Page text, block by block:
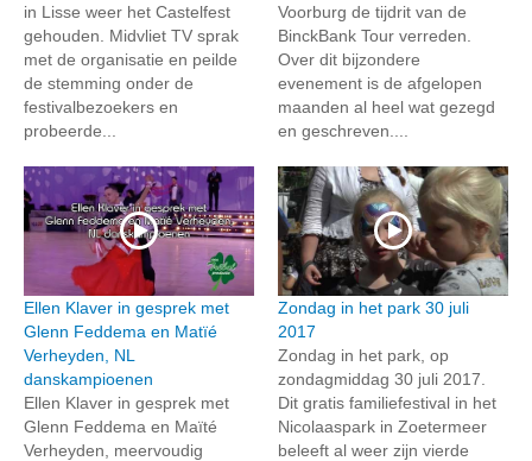
in Lisse weer het Castelfest
gehouden. Midvliet TV sprak
met de organisatie en peilde
de stemming onder de
festivalbezoekers en
probeerde...
Voorburg de tijdrit van de
BinckBank Tour verreden.
Over dit bijzondere
evenement is de afgelopen
maanden al heel wat gezegd
en geschreven....
Ellen Klaver in gesprek met
Glenn Feddema en Matïé
Verheyden, NL
danskampioenen
Ellen Klaver in gesprek met
Glenn Feddema en Maïté
Verheyden, meervoudig
Zondag in het park 30 juli
2017
Zondag in het park, op
zondagmiddag 30 juli 2017.
Dit gratis familiefestival in het
Nicolaaspark in Zoetermeer
beleeft al weer zijn vierde